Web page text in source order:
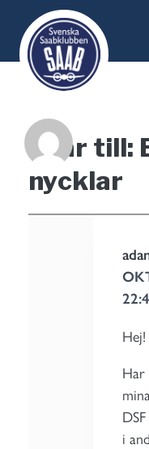
content
Svar till:
nycklar
Hej!
Har
i